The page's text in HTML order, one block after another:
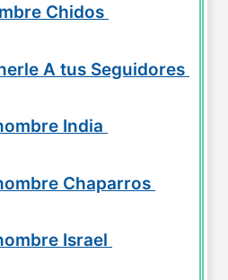
Chidos
A tus Seguidores
India
Chaparros
Israel